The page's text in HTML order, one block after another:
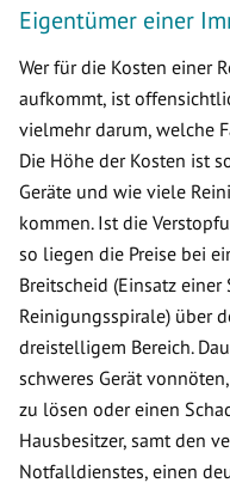
Eigentümer einer
Wer für die Kosten einer
aufkommt, ist
vielmehr darum, welche
Die Höhe der Kosten ist
Geräte und wie viele
kommen. Ist die
so liegen die Preise bei
Breitscheid (Einsatz
Reinigungsspirale) über
dreistelligem Bereich.
schweres Gerät
zu lösen oder einen
Hausbesitzer, samt den
Notfalldienstes, einen